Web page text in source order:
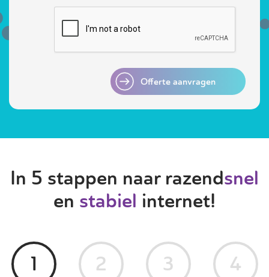
Offerte aanvragen
In 5 stappen naar razendsnel
en stabiel internet!
1 2 3
4